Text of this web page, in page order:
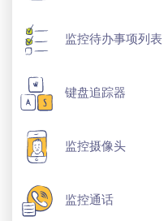
监控待办事项列表
键盘追踪器
监控摄像头
监控通话